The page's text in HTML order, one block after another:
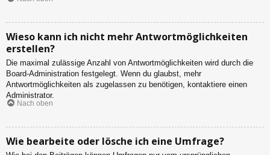
Wieso kann ich nicht mehr Antwortmöglichkeiten
erstellen?
Die maximal zulässige Anzahl von Antwortmöglichkeiten wird durch die
Board-Administration festgelegt. Wenn du glaubst, mehr
Antwortmöglichkeiten als zugelassen zu benötigen, kontaktiere einen
Administrator.
Nach oben
Wie bearbeite oder lösche ich eine Umfrage?